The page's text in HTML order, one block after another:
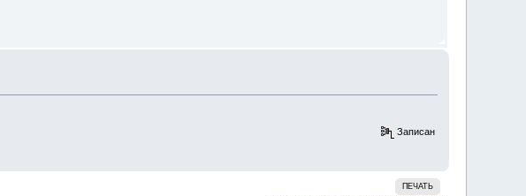
Записан
ПЕЧАТЬ